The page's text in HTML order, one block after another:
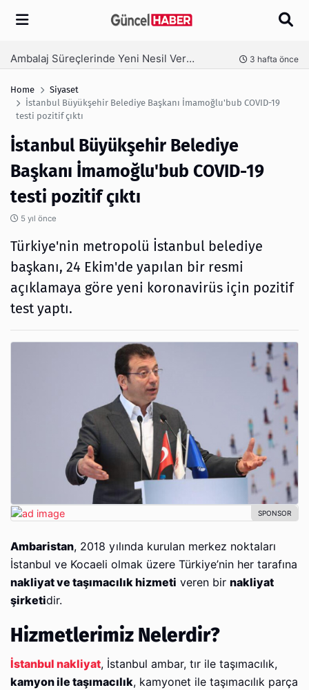
Arama
Ambalaj Süreçlerinde Yeni Nesil Verimliliği Olimpack ile Yakalayın 3 hafta önce
Home
Siyaset
İstanbul Büyükşehir Belediye Başkanı İmamoğlu'bub COVID-19
testi pozitif çıktı
İstanbul Büyükşehir Belediye
Başkanı İmamoğlu'bub COVID-19
testi pozitif çıktı
5 yıl önce
Türkiye'nin metropolü İstanbul belediye
başkanı, 24 Ekim'de yapılan bir resmi
açıklamaya göre yeni koronavirüs için pozitif
test yaptı.
Ambaristan, 2018 yılında kurulan merkez noktaları
İstanbul ve Kocaeli olmak üzere Türkiye’nin her tarafına
nakliyat ve taşımacılık hizmeti veren bir nakliyat
şirketidir.
Hizmetlerimiz Nelerdir?
İstanbul nakliyat, İstanbul ambar, tır ile taşımacılık,
kamyon ile taşımacılık, kamyonet ile taşımacılık parça